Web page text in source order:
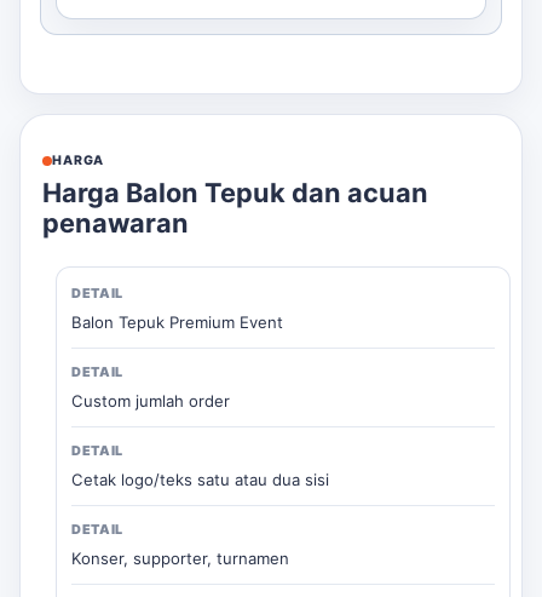
HARGA
Harga Balon Tepuk dan acuan
penawaran
Balon Tepuk Premium Event
Custom jumlah order
Cetak logo/teks satu atau dua sisi
Konser, supporter, turnamen